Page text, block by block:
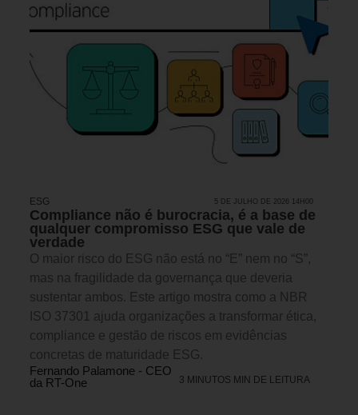
ESG 5 DE JULHO DE 2026 14H00
Compliance não é burocracia, é a base de
qualquer compromisso ESG que vale de
verdade
O maior risco do ESG não está no “E” nem no “S”,
mas na fragilidade da governança que deveria
sustentar ambos. Este artigo mostra como a NBR
ISO 37301 ajuda organizações a transformar ética,
compliance e gestão de riscos em evidências
concretas de maturidade ESG.
Fernando Palamone - CEO
da RT-One
3 MINUTOS MIN DE LEITURA